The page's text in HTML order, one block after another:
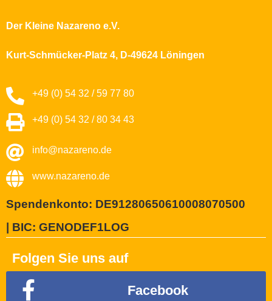
Der Kleine Nazareno e.V.
Kurt-Schmücker-Platz 4, D-49624 Löningen
+49 (0) 54 32 / 59 77 80
+49 (0) 54 32 / 80 34 43
info@nazareno.de
www.nazareno.de
Spendenkonto: DE91280650610008070500
| BIC: GENODEF1LOG
Folgen Sie uns auf
Facebook